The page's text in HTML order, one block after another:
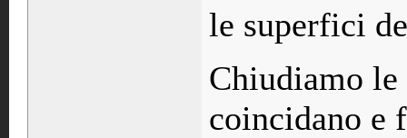
le superfici
Chiudiamo
coincidano e